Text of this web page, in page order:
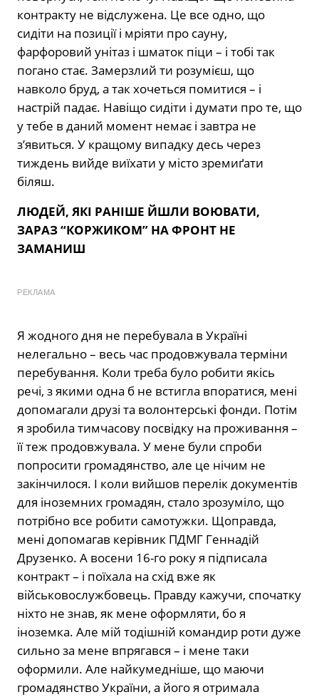
контракту не відслужена. Це все одно, що
сидіти на позиції і мріяти про сауну,
фарфоровий унітаз і шматок піци – і тобі так
погано стає. Замерзлий ти розумієш, що
навколо бруд, а так хочеться помитися – і
настрій падає. Навіщо сидіти і думати про те, що
у тебе в даний момент немає і завтра не
з’явиться. У кращому випадку десь через
тиждень вийде виїхати у місто зремиґати
біляш.
ЛЮДЕЙ, ЯКІ РАНІШЕ ЙШЛИ ВОЮВАТИ,
ЗАРАЗ “КОРЖИКОМ” НА ФРОНТ НЕ
ЗАМАНИШ
РЕКЛАМА
Я жодного дня не перебувала в Україні
нелегально – весь час продовжувала терміни
перебування. Коли треба було робити якісь
речі, з якими одна б не встигла впоратися, мені
допомагали друзі та волонтерські фонди. Потім
я зробила тимчасову посвідку на проживання –
її теж продовжувала. У мене були спроби
попросити громадянство, але це нічим не
закінчилося. І коли вийшов перелік документів
для іноземних громадян, стало зрозуміло, що
потрібно все робити самотужки. Щоправда,
мені допомагав керівник ПДМГ Геннадій
Друзенко. А восени 16-го року я підписала
контракт – і поїхала на схід вже як
військовослужбовець. Правду кажучи, спочатку
ніхто не знав, як мене оформляти, бо я
іноземка. Але мій тодішній командир роти дуже
сильно за мене впрягався – і мене таки
оформили. Але найкумедніше, що маючи
громадянство України, а його я отримала